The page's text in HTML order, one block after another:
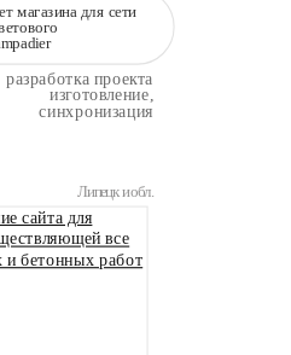
магазина для сети
разработка проекта
изготовление,
синхронизация
Липецк и обл.